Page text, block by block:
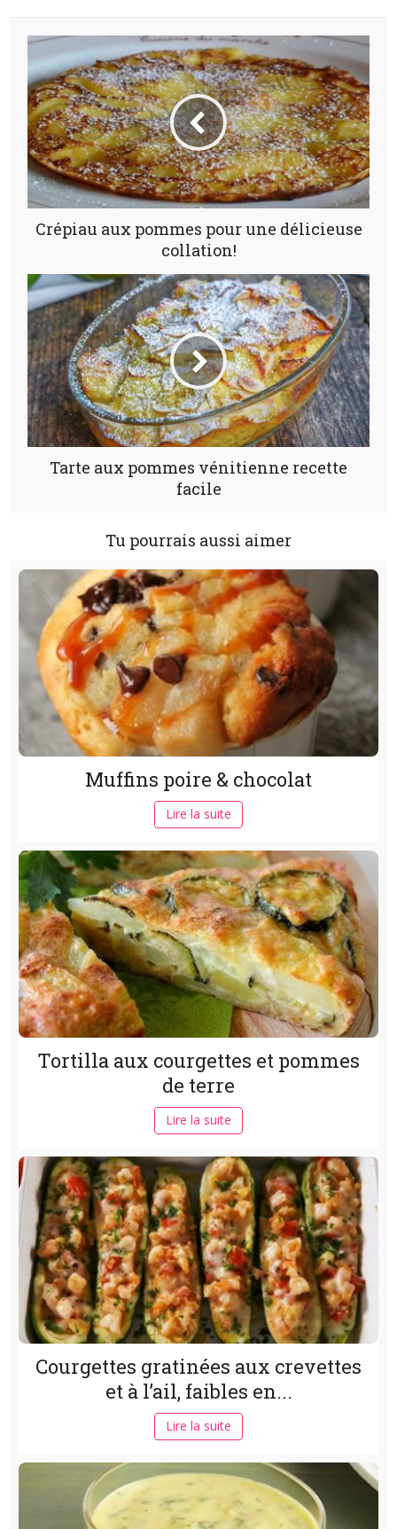
Crépiau aux pommes pour une délicieuse
collation!
Tarte aux pommes vénitienne recette
facile
Tu pourrais aussi aimer
Muffins poire & chocolat
Lire la suite
Tortilla aux courgettes et pommes
de terre
Lire la suite
Courgettes gratinées aux crevettes
et à l’ail, faibles en...
Lire la suite